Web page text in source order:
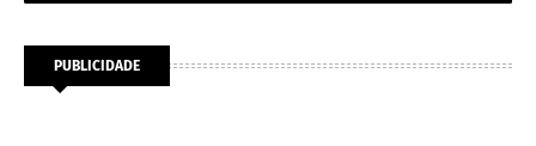
PUBLICIDADE